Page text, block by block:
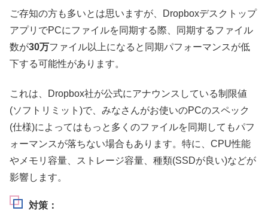
ご存知の方も多いとは思いますが、Dropboxデスクトップ
アプリでPCにファイルを同期する際、同期するファイル
数が30万ファイル以上になると同期パフォーマンスが低
下する可能性があります。
これは、Dropbox社が公式にアナウンスしている制限値
(ソフトリミット)で、みなさんがお使いのPCのスペック
(仕様)によってはもっと多くのファイルを同期してもパフ
ォーマンスが落ちない場合もあります。特に、CPU性能
やメモリ容量、ストレージ容量、種類(SSDが良い)などが
影響します。
対策：